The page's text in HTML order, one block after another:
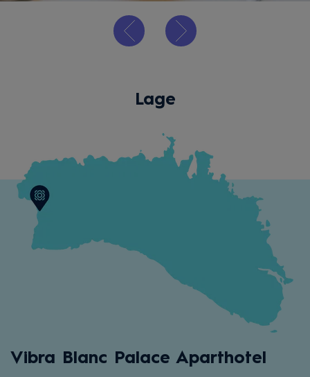
Lage
Vibra Blanc Palace Aparthotel